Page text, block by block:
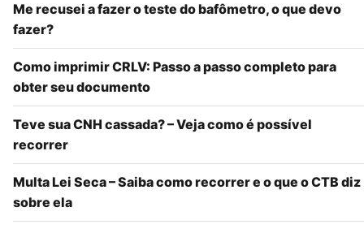
Me recusei a fazer o teste do bafômetro, o que devo
fazer?
Como imprimir CRLV: Passo a passo completo para
obter seu documento
Teve sua CNH cassada? – Veja como é possível
recorrer
Multa Lei Seca – Saiba como recorrer e o que o CTB diz
sobre ela